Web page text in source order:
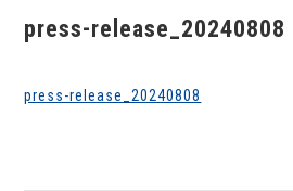
press-release_20240808
press-release_20240808